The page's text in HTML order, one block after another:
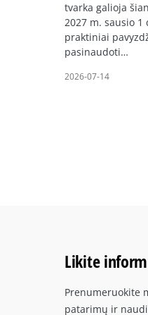
tvarka galioja
2027 m. sausio 1
praktiniai
pasinaudoti…
2026-07-14
Likite
Prenumeruokite
patarimų ir